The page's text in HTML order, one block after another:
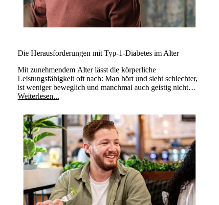
Die Herausforderungen mit Typ-1-Diabetes im Alter
Mit zunehmendem Alter lässt die körperliche
Leistungsfähigkeit oft nach: Man hört und sieht schlechter,
ist weniger beweglich und manchmal auch geistig nicht
mehr so leistungsfähig wie früher. Diabetes mindert die im
auch hier gewisse Punkte, die man beachten kann und
sollte.
Weiterlesen...